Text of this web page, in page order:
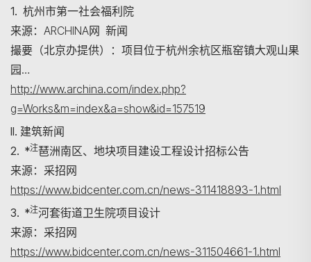
1. 杭州市第一社会福利院
来源：ARCHINA网 新闻
撮要（北京办提供）：项目位于杭州余杭区瓶窑镇大观山果
园…
http://www.archina.com/index.php?
g=Works&m=index&a=show&id=157519
II. 建筑新闻
2. *注琶洲南区、地块项目建设工程设计招标公告
来源：采招网
https://www.bidcenter.com.cn/news-311418893-1.html
3. *注河套街道卫生院项目设计
来源：采招网
https://www.bidcenter.com.cn/news-311504661-1.html